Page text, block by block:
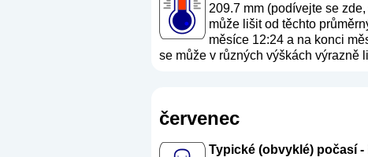
209.7 mm (podívejte se
může lišit od těchto
měsíce 12:24 a na konci
se může v různých výškách výrazně
červenec
Typické (obvyklé) počasí